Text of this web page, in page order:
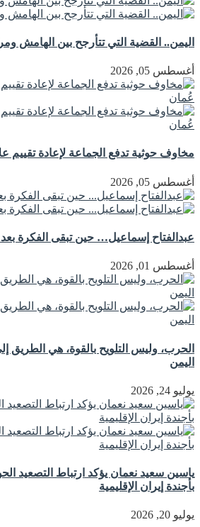
اليمن.. القضية التي تتأرجح بين الهامش
أغسطس 05, 2026
مخاوف حوثية تدفع الجماعة لإعادة تقييم
أغسطس 05, 2026
عبدالفتاح إسماعيل… حين تبقى الفكرة بعد
أغسطس 01, 2026
الحرب، وليس التلويح بالقوة، هي الطريق
اليمن
يوليو 24, 2026
ياسين سعيد نعمان يؤكد ارتباط التصعيد
بأجندة إيران الإقليمية
يوليو 20, 2026